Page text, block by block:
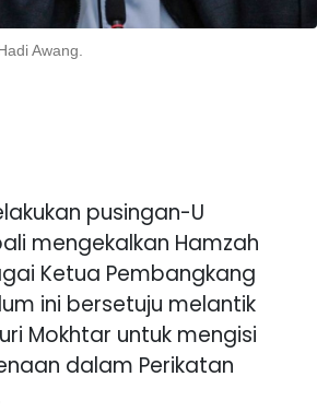
Awang.
pusingan-U
mengekalkan Hamzah
Ketua Pembangkang
ini bersetuju melantik
Mokhtar untuk mengisi
dalam Perikatan